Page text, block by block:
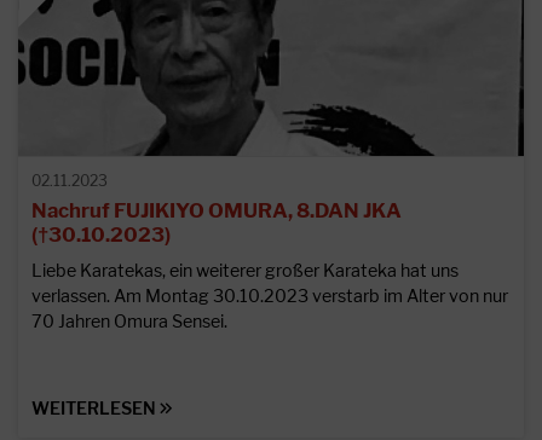
02.11.2023
Nachruf FUJIKIYO OMURA, 8.DAN JKA
(†30.10.2023)
Liebe Karatekas, ein weiterer großer Karateka hat uns
verlassen. Am Montag 30.10.2023 verstarb im Alter von nur
70 Jahren Omura Sensei.
WEITERLESEN